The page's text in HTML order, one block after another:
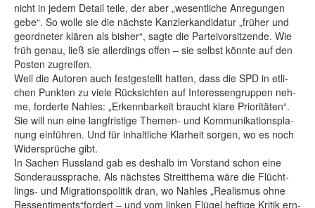
nicht in je­dem De­tail tei­le, der aber „we­sent­li­che An­re­gun­gen
ge­be“. So wol­le sie die nächs­te Kanz­ler­kan­di­da­tur „frü­her und
ge­ord­ne­ter klä­ren als bis­her“, sag­te die Par­tei­vor­sit­zen­de. Wie
früh ge­nau, ließ sie al­ler­dings of­fen – sie selbst könn­te auf den
Pos­ten zu­grei­fen.
Weil die Au­to­ren auch fest­ge­stellt hat­ten, dass die SPD in et­li­
chen Punk­ten zu vie­le Rück­sich­ten auf In­ter­es­sen­grup­pen neh­
me, for­der­te Nah­les: „Er­kenn­bar­keit braucht kla­re Prio­ri­tä­ten“.
Sie will nun ei­ne lang­fris­ti­ge The­men- und Kom­mu­ni­ka­ti­ons­pla­
nung ein­füh­ren. Und für in­halt­li­che Klar­heit sor­gen, wo es noch
Wi­der­sprü­che gibt.
In Sa­chen Russ­land gab es des­halb im Vor­stand schon ei­ne
Son­der­aus­spra­che. Als nächs­tes Streit­the­ma wä­re die Flücht­
lings- und Mi­gra­ti­ons­po­li­tik dran, wo Nah­les „Rea­lis­mus oh­ne
Res­sen­ti­ments“for­dert – und vom lin­ken Flü­gel hef­ti­ge Kri­tik ern­